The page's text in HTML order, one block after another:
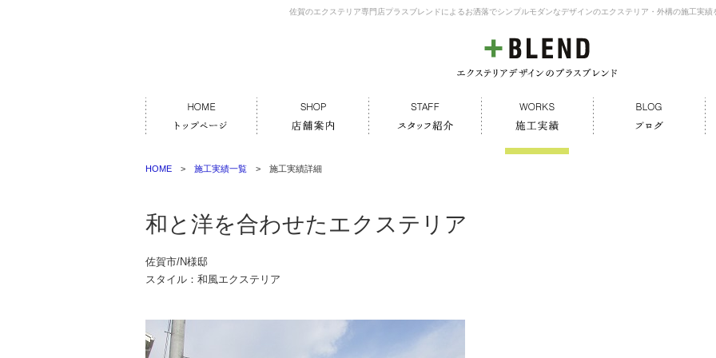
佐賀のエクステリア専門店プラスブレンドによるお洒落でシンプルモダンなデザインのエクステリア・外構の施工実績
HOME > 施工実績一覧 > 施工実績詳細
和と洋を合わせたエクステリア
佐賀市/N様邸
スタイル：和風エクステリア